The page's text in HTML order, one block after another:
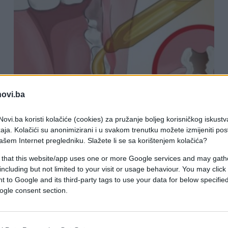
koristi kolačiće (cookies) za pružanje boljeg korisničkog
Kolačići su anonimizirani i u svakom trenutku možete izmijeniti
Internet pregledniku. Slažete li se sa korištenjem kolačića?
that this website/app uses one or more Google services and may
but not limited to your visit or usage behaviour. You may
to Google and its third-party tags to use your data for below
consent section.
31.12.17. 12:19
Izliječila sam zubobolju, sama kod
kuće: ČAK JE I MOJ STOMATOLOG
OSTAO ZADIVLJEN!
Saznaj više